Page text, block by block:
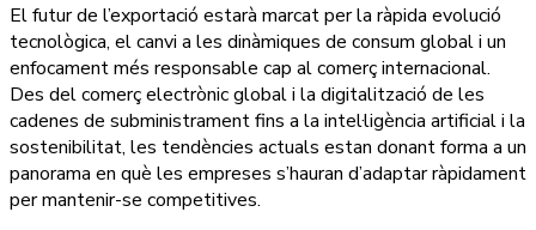
El futur de l’exportació estarà marcat per la ràpida evolució
tecnològica, el canvi a les dinàmiques de consum global i un
enfocament més responsable cap al comerç internacional.
Des del comerç electrònic global i la digitalització de les
cadenes de subministrament fins a la intel·ligència artificial i la
sostenibilitat, les tendències actuals estan donant forma a un
panorama en què les empreses s’hauran d’adaptar ràpidament
per mantenir-se competitives.